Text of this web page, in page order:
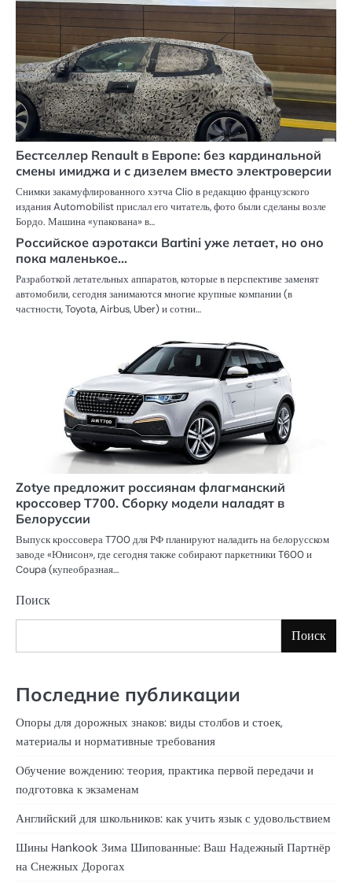
Бестселлер Renault в Европе: без кардинальной
смены имиджа и с дизелем вместо электроверсии
Снимки закамуфлированного хэтча Clio в редакцию французского
издания Automobilist прислал его читатель, фото были сделаны возле
Бордо. Машина «упакована» в…
Российское аэротакси Bartini уже летает, но оно
пока маленькое…
Разработкой летательных аппаратов, которые в перспективе заменят
автомобили, сегодня занимаются многие крупные компании (в
частности, Toyota, Airbus, Uber) и сотни…
Zotye предложит россиянам флагманский
кроссовер T700. Сборку модели наладят в
Белоруссии
Выпуск кроссовера T700 для РФ планируют наладить на белорусском
заводе «Юнисон», где сегодня также собирают паркетники T600 и
Coupa (купеобразная…
Поиск
Поиск
Последние публикации
Опоры для дорожных знаков: виды столбов и стоек,
материалы и нормативные требования
Обучение вождению: теория, практика первой передачи и
подготовка к экзаменам
Английский для школьников: как учить язык с удовольствием
Шины Hankook Зима Шипованные: Ваш Надежный Партнёр
на Снежных Дорогах